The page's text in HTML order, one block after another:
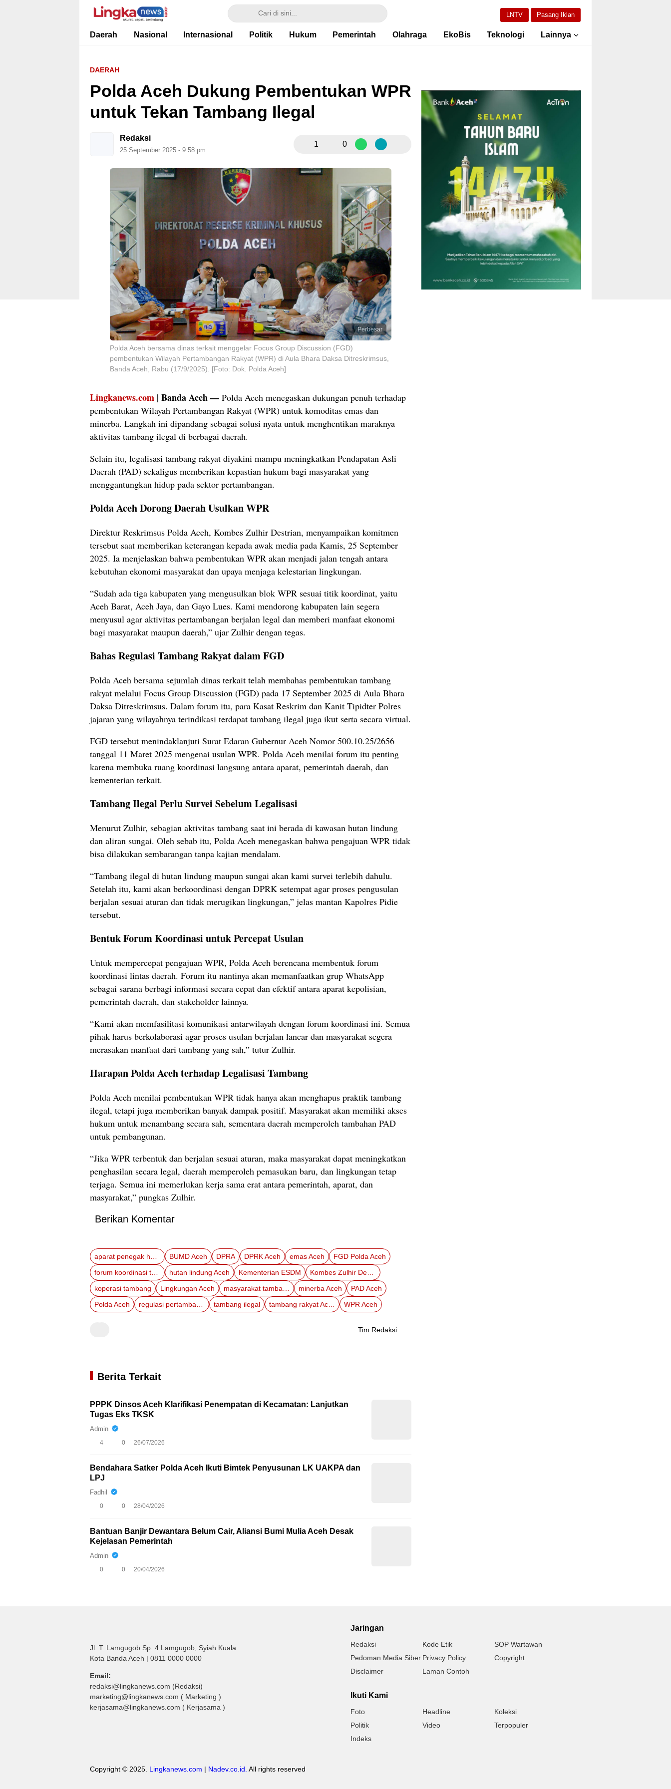
Lingkanews
Akurat. Cepat & Berimbang
LNTV Pasang Iklan
Daerah Nasional Internasional Politik Hukum Pemerintah Olahraga EkoBis Teknologi Lainnya
DAERAH
Polda Aceh Dukung Pembentukan WPR
untuk Tekan Tambang Ilegal
Redaksi
25 September 2025 - 9:58 pm
1 0
Perbesar
Polda Aceh bersama dinas terkait menggelar Focus Group Discussion (FGD)
pembentukan Wilayah Pertambangan Rakyat (WPR) di Aula Bhara Daksa Ditreskrimsus,
Banda Aceh, Rabu (17/9/2025). [Foto: Dok. Polda Aceh]
Lingkanews.com | Banda Aceh — Polda Aceh menegaskan dukungan penuh terhadap
pembentukan Wilayah Pertambangan Rakyat (WPR) untuk komoditas emas dan
minerba. Langkah ini dipandang sebagai solusi nyata untuk menghentikan maraknya
aktivitas tambang ilegal di berbagai daerah.
Selain itu, legalisasi tambang rakyat diyakini mampu meningkatkan Pendapatan Asli
Daerah (PAD) sekaligus memberikan kepastian hukum bagi masyarakat yang
menggantungkan hidup pada sektor pertambangan.
Polda Aceh Dorong Daerah Usulkan WPR
Direktur Reskrimsus Polda Aceh, Kombes Zulhir Destrian, menyampaikan komitmen
tersebut saat memberikan keterangan kepada awak media pada Kamis, 25 September
2025. Ia menjelaskan bahwa pembentukan WPR akan menjadi jalan tengah antara
kebutuhan ekonomi masyarakat dan upaya menjaga kelestarian lingkungan.
“Sudah ada tiga kabupaten yang mengusulkan blok WPR sesuai titik koordinat, yaitu
Aceh Barat, Aceh Jaya, dan Gayo Lues. Kami mendorong kabupaten lain segera
menyusul agar aktivitas pertambangan berjalan legal dan memberi manfaat ekonomi
bagi masyarakat maupun daerah,” ujar Zulhir dengan tegas.
Bahas Regulasi Tambang Rakyat dalam FGD
Polda Aceh bersama sejumlah dinas terkait telah membahas pembentukan tambang
rakyat melalui Focus Group Discussion (FGD) pada 17 September 2025 di Aula Bhara
Daksa Ditreskrimsus. Dalam forum itu, para Kasat Reskrim dan Kanit Tipidter Polres
jajaran yang wilayahnya terindikasi terdapat tambang ilegal juga ikut serta secara virtual.
FGD tersebut menindaklanjuti Surat Edaran Gubernur Aceh Nomor 500.10.25/2656
tanggal 11 Maret 2025 mengenai usulan WPR. Polda Aceh menilai forum itu penting
karena membuka ruang koordinasi langsung antara aparat, pemerintah daerah, dan
kementerian terkait.
Tambang Ilegal Perlu Survei Sebelum Legalisasi
Menurut Zulhir, sebagian aktivitas tambang saat ini berada di kawasan hutan lindung
dan aliran sungai. Oleh sebab itu, Polda Aceh menegaskan bahwa pengajuan WPR tidak
bisa dilakukan sembarangan tanpa kajian mendalam.
“Tambang ilegal di hutan lindung maupun sungai akan kami survei terlebih dahulu.
Setelah itu, kami akan berkoordinasi dengan DPRK setempat agar proses pengusulan
berjalan sesuai aturan dan tidak merugikan lingkungan,” jelas mantan Kapolres Pidie
tersebut.
Bentuk Forum Koordinasi untuk Percepat Usulan
Untuk mempercepat pengajuan WPR, Polda Aceh berencana membentuk forum
koordinasi lintas daerah. Forum itu nantinya akan memanfaatkan grup WhatsApp
sebagai sarana berbagi informasi secara cepat dan efektif antara aparat kepolisian,
pemerintah daerah, dan stakeholder lainnya.
“Kami akan memfasilitasi komunikasi antarwilayah dengan forum koordinasi ini. Semua
pihak harus berkolaborasi agar proses usulan berjalan lancar dan masyarakat segera
merasakan manfaat dari tambang yang sah,” tutur Zulhir.
Harapan Polda Aceh terhadap Legalisasi Tambang
Polda Aceh menilai pembentukan WPR tidak hanya akan menghapus praktik tambang
ilegal, tetapi juga memberikan banyak dampak positif. Masyarakat akan memiliki akses
hukum untuk menambang secara sah, sementara daerah memperoleh tambahan PAD
untuk pembangunan.
“Jika WPR terbentuk dan berjalan sesuai aturan, maka masyarakat dapat meningkatkan
penghasilan secara legal, daerah memperoleh pemasukan baru, dan lingkungan tetap
terjaga. Semua ini memerlukan kerja sama erat antara pemerintah, aparat, dan
masyarakat,” pungkas Zulhir.
Berikan Komentar
BUMD Aceh DPRA DPRK Aceh emas Aceh
FGD Polda Aceh
hutan lindung Aceh Kementerian ESDM
koperasi tambang
Lingkungan Aceh minerba Aceh
PAD Aceh
Polda Aceh
tambang ilegal WPR Aceh
Tim Redaksi
Berita Terkait
PPPK Dinsos Aceh Klarifikasi Penempatan di Kecamatan: Lanjutkan
Tugas Eks TKSK
Admin
4 0 26/07/2026
Bendahara Satker Polda Aceh Ikuti Bimtek Penyusunan LK UAKPA dan
LPJ
Fadhil
0 0 28/04/2026
Bantuan Banjir Dewantara Belum Cair, Aliansi Bumi Mulia Aceh Desak
Kejelasan Pemerintah
Admin
0 0 20/04/2026
Jl. T. Lamgugob Sp. 4 Lamgugob, Syiah Kuala
Kota Banda Aceh | 0811 0000 0000
Email:
redaksi@lingkanews.com (Redaksi)
marketing@lingkanews.com ( Marketing )
kerjasama@lingkanews.com ( Kerjasama )
Jaringan
Redaksi Kode Etik
SOP Wartawan
Pedoman Media Siber Privacy Policy
Copyright
Disclaimer
Laman Contoh
Ikuti Kami
Foto Headline
Koleksi
Politik
Video
Terpopuler
Indeks
Copyright © 2025. Lingkanews.com | Nadev.co.id. All rights reserved